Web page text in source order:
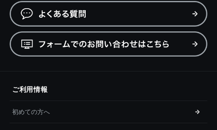
ご利用情報
初めての方へ